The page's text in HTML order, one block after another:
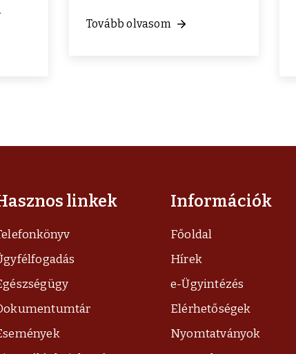
Tovább olvasom
linkek Információk
Főoldal
Hírek
e-Ügyintézés
Elérhetőségek
Nyomtatványok